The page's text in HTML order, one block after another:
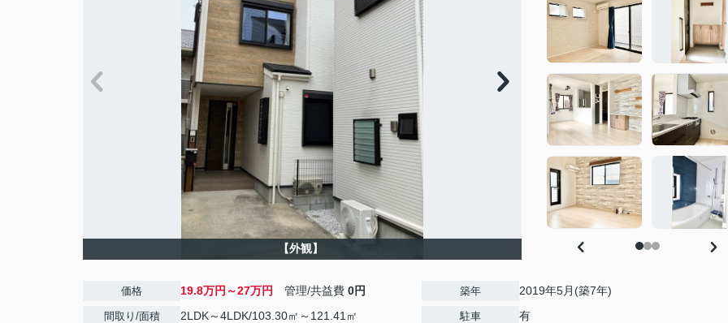
【外観】
価格 19.8万円～27万円 管理/共益費 0円
間取り/面積 2LDK～4LDK/103.30㎡～121.41㎡
築年 2019年5月(築7年)
駐車 有